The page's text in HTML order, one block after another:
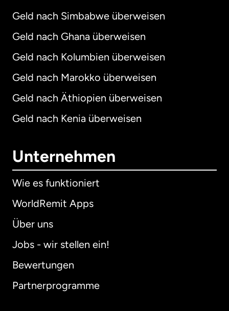
Geld nach Simbabwe überweisen
Geld nach Ghana überweisen
Geld nach Kolumbien überweisen
Geld nach Marokko überweisen
Geld nach Äthiopien überweisen
Geld nach Kenia überweisen
Unternehmen
Wie es funktioniert
WorldRemit Apps
Über uns
Jobs - wir stellen ein!
Bewertungen
Partnerprogramme